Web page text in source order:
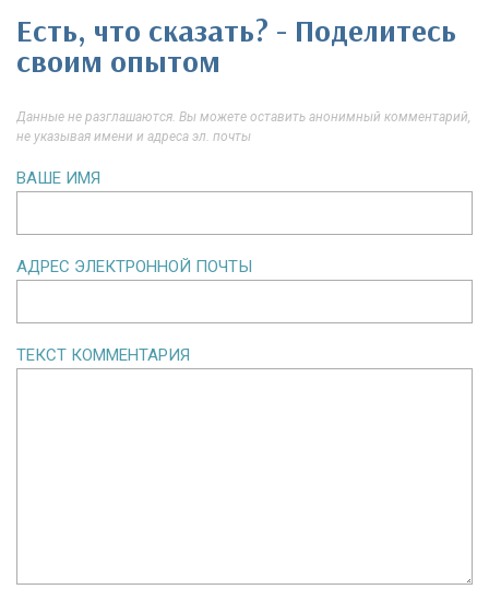
Есть, что сказать? - Поделитесь
своим опытом
Данные не разглашаются. Вы можете оставить анонимный комментарий,
не указывая имени и адреса эл. почты
ВАШЕ ИМЯ
АДРЕС ЭЛЕКТРОННОЙ ПОЧТЫ
ТЕКСТ КОММЕНТАРИЯ